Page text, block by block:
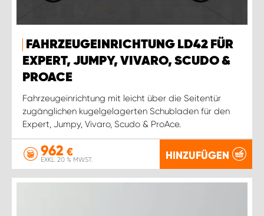
FAHRZEUGEINRICHTUNG LD42 FÜR
EXPERT, JUMPY, VIVARO, SCUDO &
PROACE
Fahrzeugeinrichtung mit leicht über die Seitentür
zugänglichen kugelgelagerten Schubladen für den
Expert, Jumpy, Vivaro, Scudo & ProAce.
962 €
EXKL. 20 % MWST. HINZUFÜGEN